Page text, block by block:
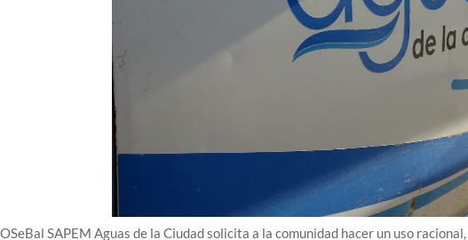
OSeBal SAPEM Aguas de la Ciudad solicita a la comunidad hacer un uso